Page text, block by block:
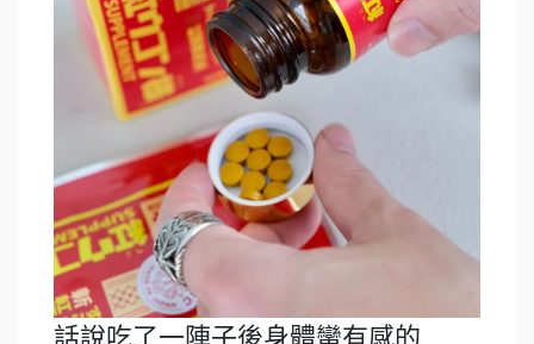
話說吃了一陣子後身體蠻有感的